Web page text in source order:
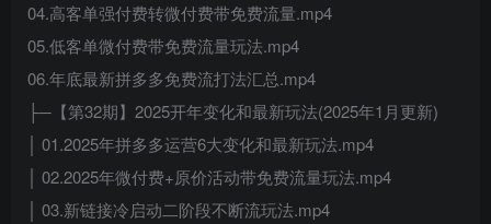
04.高客单强付费转微付费带免费流量.mp4
05.低客单微付费带免费流量玩法.mp4
06.年底最新拼多多免费流打法汇总.mp4
├─【第32期】2025开年变化和最新玩法(2025年1月更新)
│ 01.2025年拼多多运营6大变化和最新玩法.mp4
│ 02.2025年微付费+原价活动带免费流量玩法.mp4
│ 03.新链接冷启动二阶段不断流玩法.mp4